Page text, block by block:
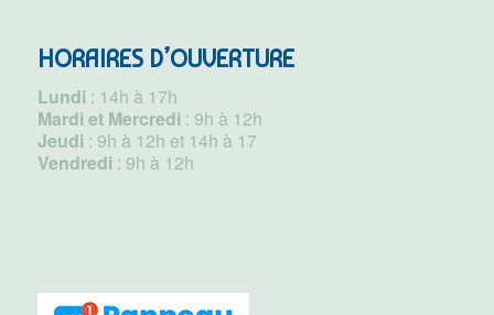
HORAIRES D’OUVERTURE
Lundi : 14h à 17h
Mardi et Mercredi : 9h à 12h
Jeudi : 9h à 12h et 14h à 17
Vendredi : 9h à 12h